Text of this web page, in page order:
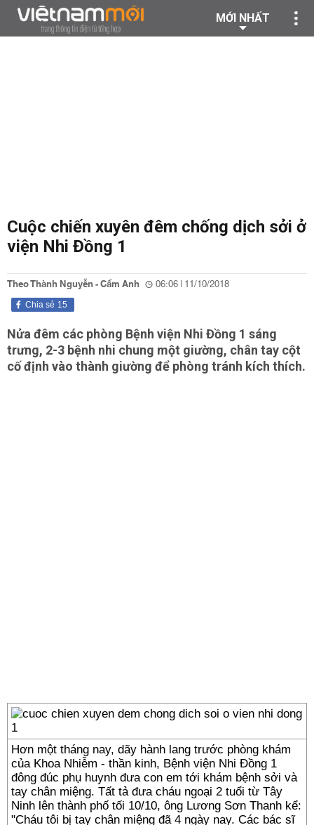
MỚI NHẤT
Cuộc chiến xuyên đêm chống dịch sởi ở
viện Nhi Đồng 1
Theo Thành Nguyễn - Cẩm Anh 06:06 | 11/10/2018
15
Chia sẻ
Nửa đêm các phòng Bệnh viện Nhi Đồng 1 sáng
trưng, 2-3 bệnh nhi chung một giường, chân tay cột
cố định vào thành giường để phòng tránh kích thích.
Hơn một tháng nay, dãy hành lang trước phòng khám
của Khoa Nhiễm - thần kinh, Bệnh viện Nhi Đồng 1
đông đúc phụ huynh đưa con em tới khám bệnh sởi và
tay chân miệng. Tất tả đưa cháu ngoại 2 tuổi từ Tây
Ninh lên thành phố tối 10/10, ông Lương Sơn Thanh kể:
"Cháu tôi bị tay chân miệng đã 4 ngày nay. Các bác sĩ